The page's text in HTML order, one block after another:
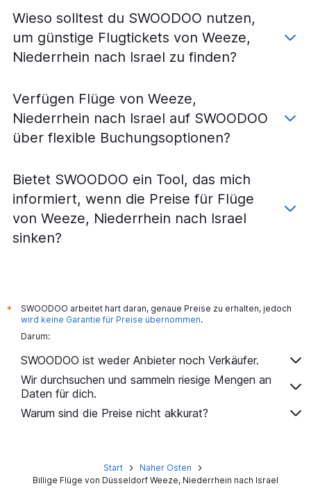
Flüge von Düsseldorf nach Nadschaf
Flüge von Düsseldorf nach Aqaba
Flüge von Düsseldorf nach Manama
Wieso solltest du SWOODOO nutzen,
um günstige Flugtickets von Weeze,
Niederrhein nach Israel zu finden?
Verfügen Flüge von Weeze,
Niederrhein nach Israel auf SWOODOO
über flexible Buchungsoptionen?
Bietet SWOODOO ein Tool, das mich
informiert, wenn die Preise für Flüge
von Weeze, Niederrhein nach Israel
sinken?
*
SWOODOO arbeitet hart daran, genaue Preise zu erhalten, jedoch
wird keine Garantie für Preise übernommen.
Darum:
SWOODOO ist weder Anbieter noch Verkäufer.
Wir durchsuchen und sammeln riesige Mengen an
Daten für dich.
Warum sind die Preise nicht akkurat?
Start
Naher Osten
Billige Flüge von Düsseldorf Weeze, Niederrhein nach Israel